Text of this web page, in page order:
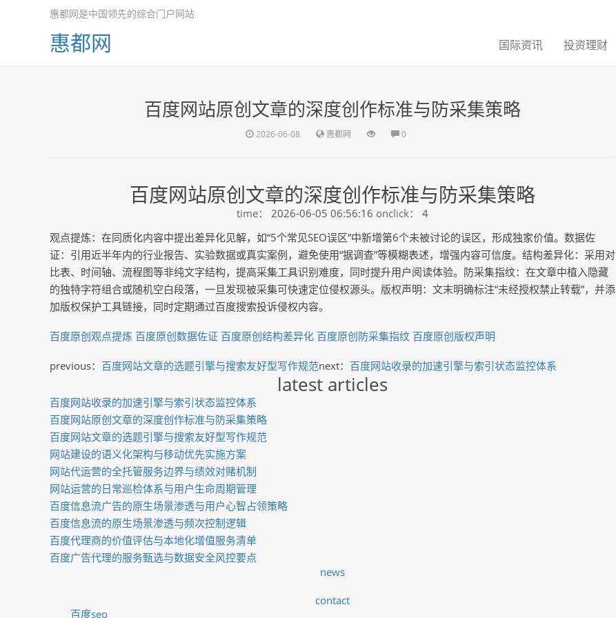
惠都网是中国领先的综合门户网站
惠都网 国际资讯 投资理财
百度网站原创文章的深度创作标准与防采集策略
2026-06-08 惠都网 0
百度网站原创文章的深度创作标准与防采集策略
time： 2026-06-05 06:56:16 onclick：
4
观点提炼：在同质化内容中提出差异化见解，如“5个常见SEO误区”中新增第6个未被讨论的误区，形成独家价值。数据佐
证：引用近半年内的行业报告、实验数据或真实案例，避免使用“据调查”等模糊表述，增强内容可信度。结构差异化：采用对
比表、时间轴、流程图等非纯文字结构，提高采集工具识别难度，同时提升用户阅读体验。防采集指纹：在文章中植入隐藏
的独特字符组合或随机空白段落，一旦发现被采集可快速定位侵权源头。版权声明：文末明确标注“未经授权禁止转载”，并添
加版权保护工具链接，同时定期通过百度搜索投诉侵权内容。
百度原创观点提炼 百度原创数据佐证 百度原创结构差异化 百度原创防采集指纹 百度原创版权声明
previous： 百度网站文章的选题引擎与搜索友好型写作规范next： 百度网站收录的加速引擎与索引状态监控体系
latest articles
百度网站收录的加速引擎与索引状态监控体系
百度网站原创文章的深度创作标准与防采集策略
百度网站文章的选题引擎与搜索友好型写作规范
网站建设的语义化架构与移动优先实施方案
网站代运营的全托管服务边界与绩效对赌机制
网站运营的日常巡检体系与用户生命周期管理
百度信息流广告的原生场景渗透与用户心智占领策略
百度信息流的原生场景渗透与频次控制逻辑
百度代理商的价值评估与本地化增值服务清单
百度广告代理的服务甄选与数据安全风控要点
news
contact
百度seo